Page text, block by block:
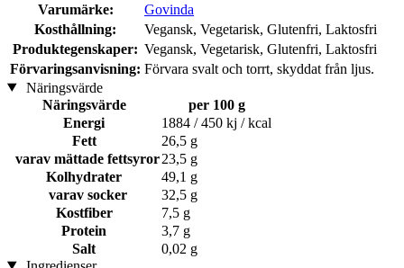
Varumärke:
Govinda
Kosthållning:
Vegansk, Vegetarisk, Glutenfri, Laktosfri
Produktegenskaper: Vegansk, Vegetarisk, Glutenfri, Laktosfri
Förvaringsanvisning: Förvara svalt och torrt, skyddat från ljus.
Näringsvärde
Näringsvärde
per 100 g
Energi
1884 / 450 kj / kcal
Fett
26,5 g
varav mättade fettsyror23,5 g
Kolhydrater
49,1 g
varav socker
32,5 g
Kostfiber
7,5 g
Protein
3,7 g
Salt
0,02 g